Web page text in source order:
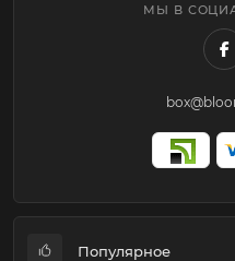
МЫ В
Популярное